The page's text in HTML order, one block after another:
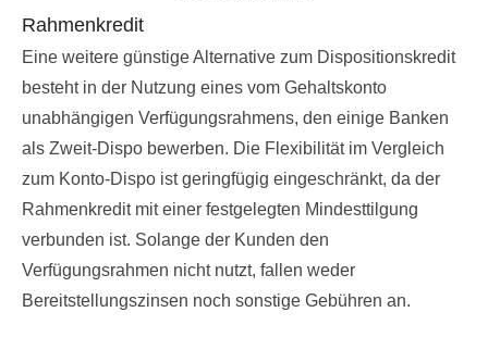
Rahmenkredit
Eine weitere günstige Alternative zum Dispositionskredit
besteht in der Nutzung eines vom Gehaltskonto
unabhängigen Verfügungsrahmens, den einige Banken
als Zweit-Dispo bewerben. Die Flexibilität im Vergleich
zum Konto-Dispo ist geringfügig eingeschränkt, da der
Rahmenkredit mit einer festgelegten Mindesttilgung
verbunden ist. Solange der Kunden den
Verfügungsrahmen nicht nutzt, fallen weder
Bereitstellungszinsen noch sonstige Gebühren an.